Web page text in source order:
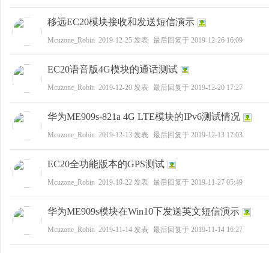
移远EC20模块接收和发送短信演示
Mcuzone_Robin 2019-12-25 发表 最后回复于 2019-12-26 16:09
EC20语音版4G模块的通话测试
Mcuzone_Robin 2019-12-20 发表 最后回复于 2019-12-20 17:27
华为ME909s-821a 4G LTE模块的IPv6测试情况
Mcuzone_Robin 2019-12-13 发表 最后回复于 2019-12-13 17:03
EC20全功能版本的GPS测试
Mcuzone_Robin 2019-10-22 发表 最后回复于 2019-11-27 05:49
华为ME909s模块在Win10下发送英文短信演示
Mcuzone_Robin 2019-11-14 发表 最后回复于 2019-11-14 16:27